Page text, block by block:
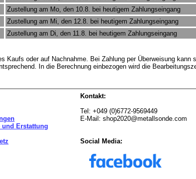
Zustellung am Mo, den 10.8. bei heutigem Zahlungseingang
Zustellung am Mi, den 12.8. bei heutigem Zahlungseingang
Zustellung am Di, den 11.8. bei heutigem Zahlungseingang
oder auf Nachnahme. Bei Zahlung per Überweisung
In die Berechnung einbezogen wird die
und Erstattung
Kontakt:
Tel: +049 (0)6772-9569449
E-Mail: shop2020@metallsonde.com
Social Media: